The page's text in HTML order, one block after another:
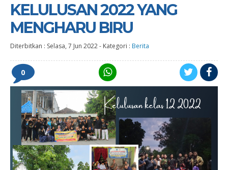
KELULUSAN 2022 YANG
MENGHARU BIRU
Diterbitkan : Selasa, 7 Jun 2022- Kategori : Berita
0